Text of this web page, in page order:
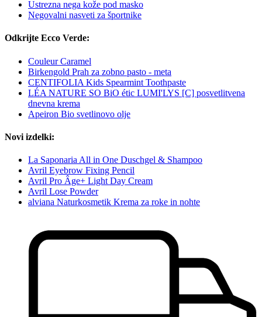
Ustrezna nega kože pod masko
Negovalni nasveti za športnike
Odkrijte Ecco Verde:
Couleur Caramel
Birkengold Prah za zobno pasto - meta
CENTIFOLIA Kids Spearmint Toothpaste
LÉA NATURE SO BiO étic LUMI'LYS [C] posvetlitvena
dnevna krema
Apeiron Bio svetlinovo olje
Novi izdelki:
La Saponaria All in One Duschgel & Shampoo
Avril Eyebrow Fixing Pencil
Avril Pro Âge+ Light Day Cream
Avril Lose Powder
alviana Naturkosmetik Krema za roke in nohte